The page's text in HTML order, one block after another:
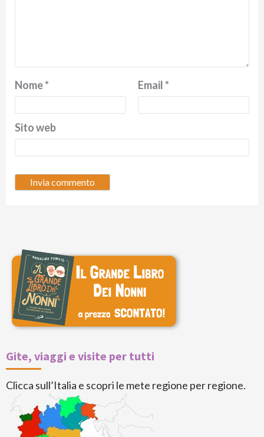
Nome* Email*
Sito web
Gite, viaggi e visite per tutti
Clicca sull’Italia e scopri le mete regione per regione.